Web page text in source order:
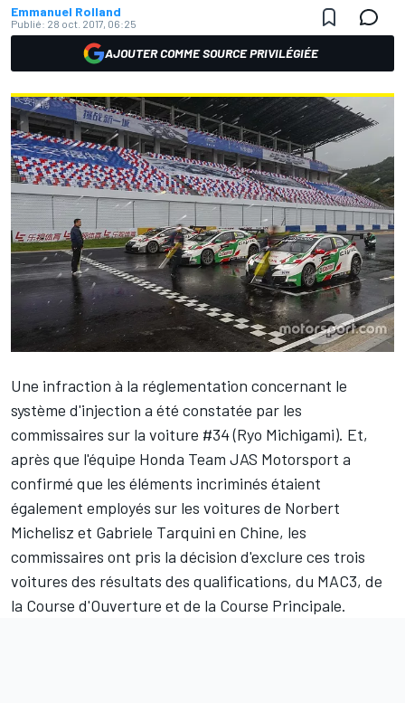
Emmanuel Rolland
Publié: 28 oct. 2017, 06:25
AJOUTER COMME SOURCE PRIVILÉGIÉE
Une infraction à la réglementation concernant le
système d'injection a été constatée par les
commissaires sur la voiture #34 (Ryo Michigami). Et,
après que l'équipe Honda Team JAS Motorsport a
confirmé que les éléments incriminés étaient
également employés sur les voitures de Norbert
Michelisz et Gabriele Tarquini en Chine, les
commissaires ont pris la décision d'exclure ces trois
voitures des résultats des qualifications, du MAC3, de
la Course d'Ouverture et de la Course Principale.